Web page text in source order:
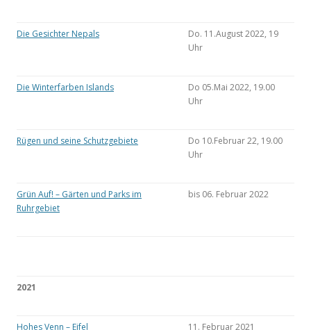
Die Gesichter Nepals
Do. 11.August 2022, 19
Uhr
Die Winterfarben Islands
Do 05.Mai 2022, 19.00
Uhr
Rügen und seine Schutzgebiete
Do 10.Februar 22, 19.00
Uhr
Grün Auf! – Gärten und Parks im
Ruhrgebiet
bis 06. Februar 2022
2021
Hohes Venn – Eifel 11. Februar 2021